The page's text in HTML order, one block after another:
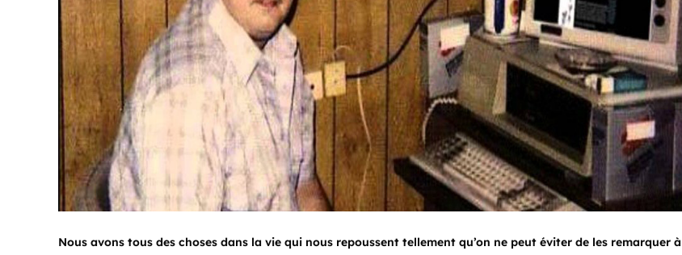
Nous avons tous des choses dans la vie qui nous repoussent tellement qu’on ne peut éviter de les remarquer à